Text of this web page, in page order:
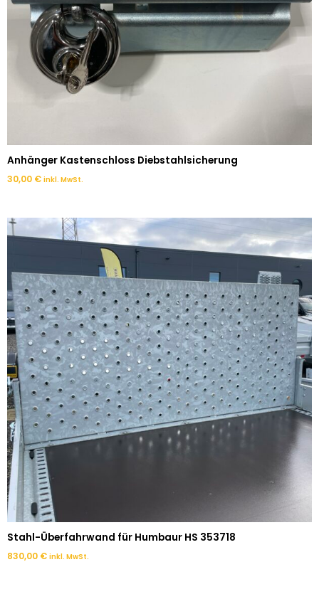
Anhänger Kastenschloss Diebstahlsicherung
30,00 € inkl. MwSt.
Stahl-Überfahrwand für Humbaur HS 353718
830,00 € inkl. MwSt.